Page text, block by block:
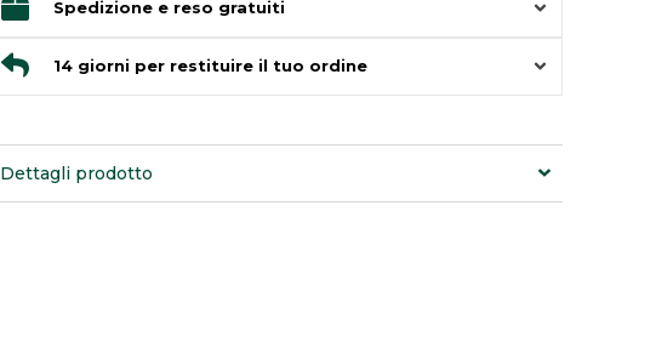
Spedizione e reso gratuiti
14 giorni per restituire il tuo ordine
Dettagli prodotto